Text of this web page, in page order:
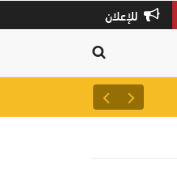
للإعلان
لتعزيز سلاسل الإمداد..